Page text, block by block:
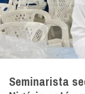
Seminarista